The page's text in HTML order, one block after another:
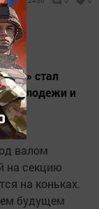
стал
молодежи и
валом
на секцию
на коньках.
будущем